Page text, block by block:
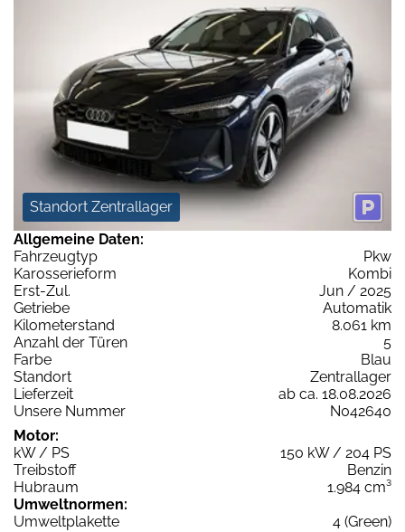
Standort Zentrallager
Allgemeine Daten:
Fahrzeugtyp
Pkw
Karosserieform
Kombi
Erst-Zul.
Jun / 2025
Getriebe
Automatik
Kilometerstand
8.061 km
Anzahl der Türen
5
Farbe
Blau
Standort
Zentrallager
Lieferzeit
ab ca. 18.08.2026
Unsere Nummer
N042640
Motor:
kW / PS
150 kW / 204 PS
Treibstoff
Benzin
Hubraum
1.984 cm³
Umweltnormen:
Umweltplakette
4 (Green)